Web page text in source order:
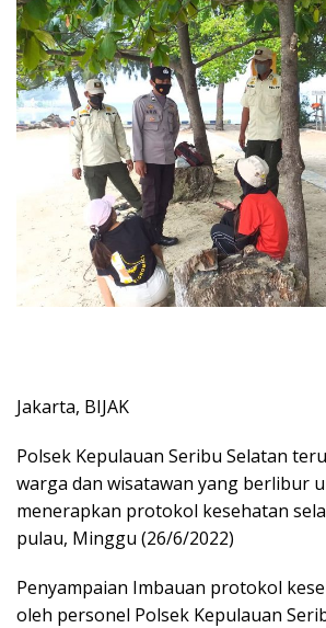
Jakarta, BIJAK
Polsek Kepulauan Seribu Selatan
warga dan wisatawan yang berlibur
menerapkan protokol kesehatan
pulau, Minggu (26/6/2022)
Penyampaian Imbauan protokol
oleh personel Polsek Kepulauan